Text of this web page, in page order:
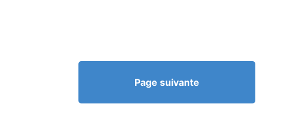
Page suivante